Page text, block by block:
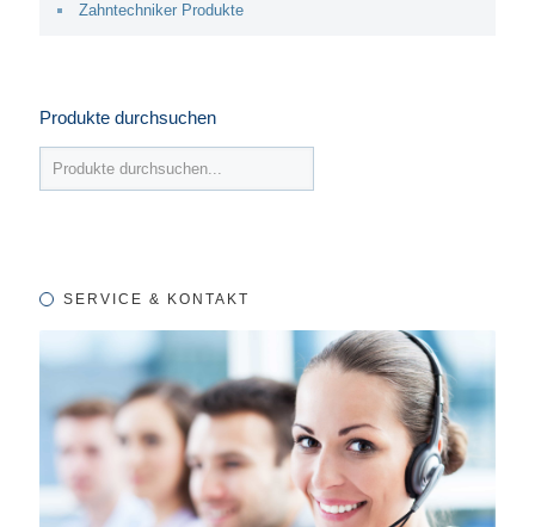
Zahntechniker Produkte
Produkte durchsuchen
SERVICE & KONTAKT